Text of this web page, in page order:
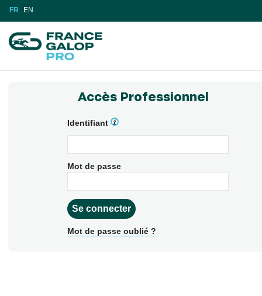
FR EN
Accès Professionnel
Identifiant
Mot de passe
Mot de passe oublié ?